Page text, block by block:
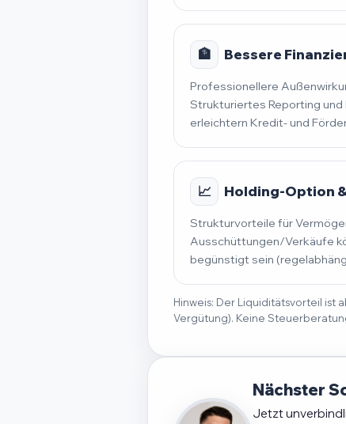
🏦 Bessere
Professionellere
Strukturiertes Reporting
erleichtern Kredit- und
📈 Holding-Option
Strukturvorteile für
Ausschüttungen/Verkäufe
begünstigt sein
Hinweis: Der Liquiditätsvorteil ist
Vergütung). Keine
Nächster
Jetzt